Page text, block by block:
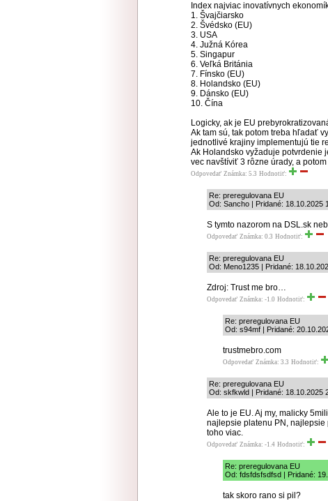
Index najviac inovatívnych
1. Švajčiarsko
2. Švédsko (EU)
3. USA
4. Južná Kórea
5. Singapur
6. Veľká Británia
7. Fínsko (EU)
8. Holandsko (EU)
9. Dánsko (EU)
10. Čína
Logicky, ak je EU
Ak tam sú, tak potom treba hľadať
jednotlivé krajiny implementujú tie
Ak Holandsko vyžaduje potvrdenie
vec navštíviť 3 rôzne úrady, a
Odpovedať Známka: 5.3 Hodnotiť:
Re: preregulovana EU
Od: Sancho | Pridané: 18.10.2025
S tymto nazorom na DSL.sk
Odpovedať Známka: 0.3 Hodnotiť:
Re: preregulovana EU
Od: Meno1235 | Pridané:
Zdroj: Trust me bro…
Odpovedať Známka: -1.0 Hodnotiť:
Re: preregulovana EU
Od: s94mf | Pridané:
trustmebro.com
Odpovedať Známka: 3.3 Hodnotiť:
Re: preregulovana EU
Od: skfkwld | Pridané: 18.10.2025
Ale to je EU. Aj my, malicky
najlepsie platenu PN, najlepsie
toho viac.
Odpovedať Známka: -1.4 Hodnotiť:
Re: preregulovana EU
Od: fdsfdsfsdfsd | Pridané:
tak skoro rano si pil?